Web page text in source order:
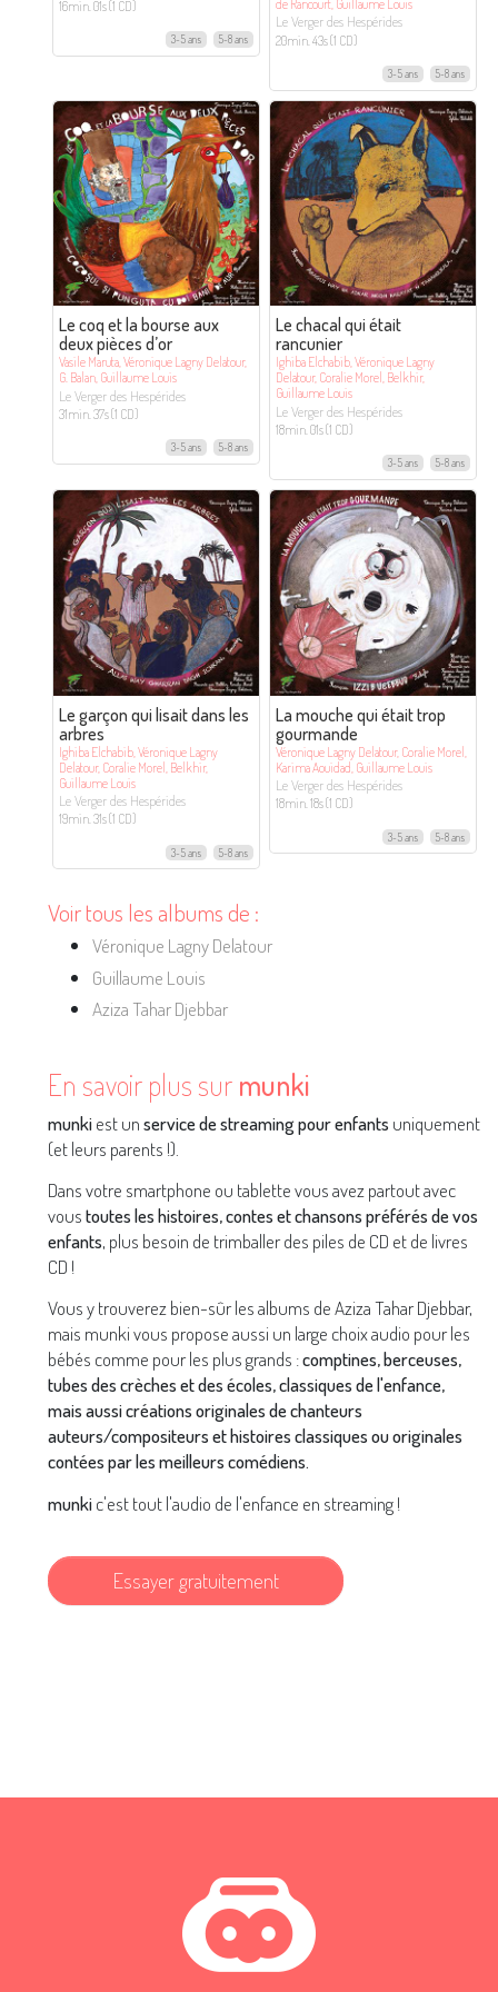
16min. 01s (1 CD)
3-5 ans 5-8 ans
de Rancourt, Guillaume Louis
Le Verger des Hespérides
20min. 43s (1 CD)
3-5 ans 5-8 ans
Le coq et la bourse aux
deux pièces d’or
Vasile Maruta, Véronique Lagny Delatour,
G. Balan, Guillaume Louis
Le Verger des Hespérides
31min. 37s (1 CD)
3-5 ans 5-8 ans
Le chacal qui était
rancunier
Ighiba Elchabib, Véronique Lagny
Delatour, Coralie Morel, Belkhir,
Guillaume Louis
Le Verger des Hespérides
18min. 01s (1 CD)
3-5 ans 5-8 ans
Le garçon qui lisait dans les
arbres
Ighiba Elchabib, Véronique Lagny
Delatour, Coralie Morel, Belkhir,
Guillaume Louis
Le Verger des Hespérides
19min. 31s (1 CD)
3-5 ans 5-8 ans
La mouche qui était trop
gourmande
Véronique Lagny Delatour, Coralie Morel,
Karima Aouidad, Guillaume Louis
Le Verger des Hespérides
18min. 18s (1 CD)
3-5 ans 5-8 ans
Voir tous les albums de :
Véronique Lagny Delatour
Guillaume Louis
Aziza Tahar Djebbar
En savoir plus sur munki
munkiest unservice de streaming pour enfants uniquement
(et leurs parents !).
Dans votre smartphone ou tablette vous avez partout avec
voustoutes les histoires, contes et chansons préférés de vos
enfants, plus besoin de trimballer des piles de CD et de livres
CD !
Vous y trouverez bien-sûr les albums de Aziza Tahar Djebbar,
mais munki vous propose aussi un large choix audio pour les
bébés comme pour les plus grands :comptines, berceuses,
tubes des crèches et des écoles, classiques de l'enfance,
mais aussi créations originales de chanteurs
auteurs/compositeurs et histoires classiques ou originales
contées par les meilleurs comédiens.
munkic'est tout l'audio de l'enfance en streaming !
Essayer gratuitement